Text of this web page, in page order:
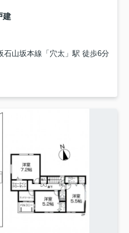
建
石山坂本線「穴太」駅 徒歩6分